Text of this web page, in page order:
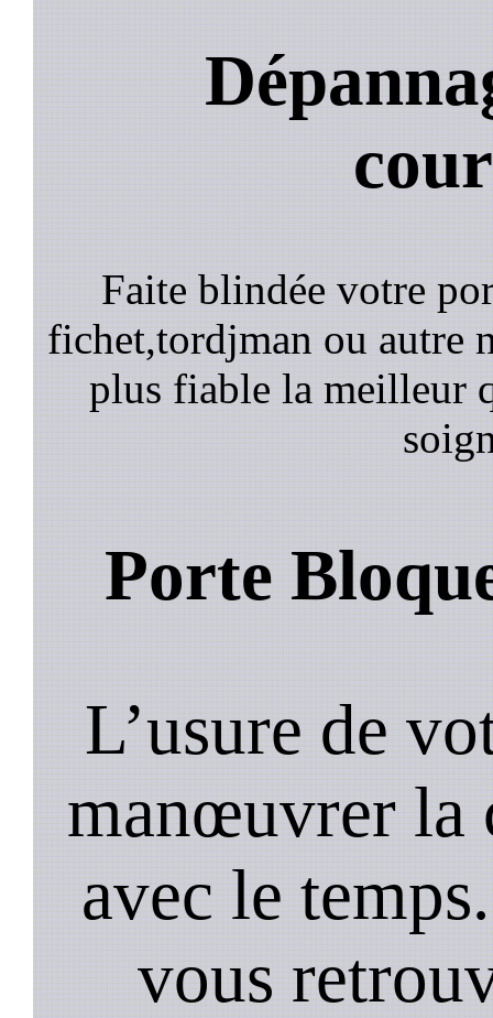
Faite blindée votre
fichet,tordjman ou autre
plus fiable la meilleur
Porte
L’usure de
manœuvrer la
avec le
vous